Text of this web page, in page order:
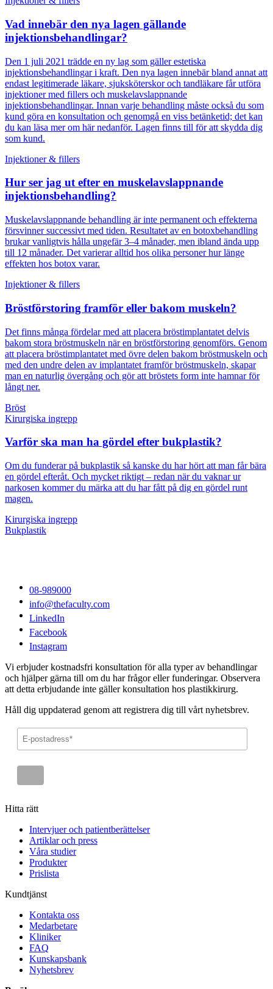
Vad innebär den nya lagen gällande
injektionsbehandlingar?
Den 1 juli 2021 trädde en ny lag som gäller estetiska
injektionsbehandlingar i kraft. Den nya lagen innebär bland annat att
endast legitimerade läkare, sjuksköterskor och tandläkare får utföra
injektioner med fillers och muskelavslappnande
injektionsbehandlingar. Innan varje behandling måste också du som
kund göra en konsultation och genomgå en viss betänketid; det kan
du kan läsa mer om här nedanför. Lagen finns till för att skydda dig
som kund.
Injektioner & fillers
Hur ser jag ut efter en muskelavslappnande
injektionsbehandling?
Muskelavslappnande behandling är inte permanent och effekterna
försvinner successivt med tiden. Resultatet av en botoxbehandling
brukar vanligtvis hålla ungefär 3–4 månader, men ibland ända upp
till 12 månader. Det varierar alltid hos olika personer hur länge
effekten hos botox varar.
Injektioner & fillers
Bröstförstoring framför eller bakom muskeln?
Det finns många fördelar med att placera bröstimplantatet delvis
bakom stora bröstmuskeln när en bröstförstoring genomförs. Genom
att placera bröstimplantatet med övre delen bakom bröstmuskeln och
med den undre delen av implantatet framför bröstmuskeln, skapar
man en naturlig övergång och gör att bröstets form inte hamnar för
långt ner.
Bröst
Kirurgiska ingrepp
Varför ska man ha gördel efter bukplastik?
Om du funderar på bukplastik så kanske du har hört att man får bära
en gördel efteråt. Och mycket riktigt – redan när du vaknar ur
narkosen kommer du märka att du har fått på dig en gördel runt
magen.
Kirurgiska ingrepp
Bukplastik
08-989000
info@thefaculty.com
LinkedIn
Facebook
Instagram
Vi erbjuder kostnadsfri konsultation för alla typer av behandlingar
och hjälper gärna till om du har frågor eller funderingar. Observera
att detta erbjudande inte gäller konsultation hos plastikkirurg.
Håll dig uppdaterad genom att registrera dig till vårt nyhetsbrev.
Hitta rätt
Intervjuer och patientberättelser
Artiklar och press
Våra studier
Produkter
Prislista
Kundtjänst
Kontakta oss
Medarbetare
Kliniker
FAQ
Kunskapsbank
Nyhetsbrev